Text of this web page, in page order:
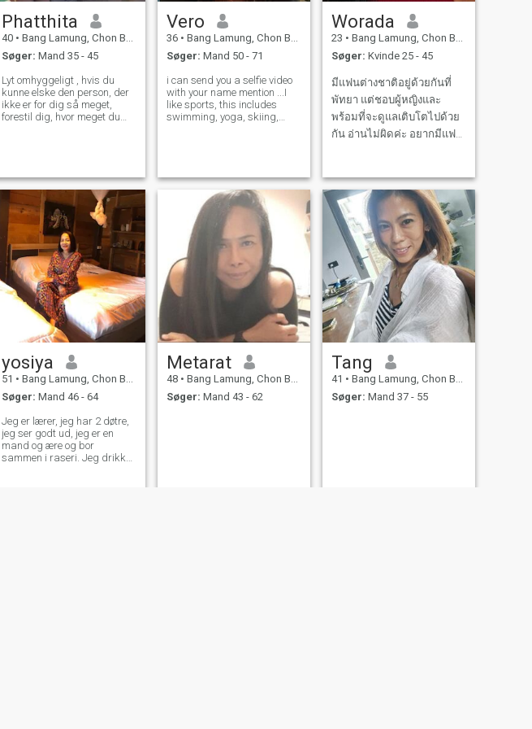
Phatthita
40 • Bang Lamung, Chon Buri, Thailand
Søger: Mand 35 - 45
Lyt omhyggeligt , hvis du
kunne elske den person, der
ikke er for dig så meget,
forestil dig, hvor meget du
dyrebare hjerte låst inde,
bare fordi du blev såret af en
person, der ikke forstod dit
værd og dine værdier. Der er
så mange mennesker
derude, der er klar til at elske
og forstå dig, du har bare
ikke mødt dem endnu. Hav
en god dag ^^
Vero
36 • Bang Lamung, Chon Buri, Thailand
Søger: Mand 50 - 71
i can send you a selfie video
with your name mention ...I
like sports, this includes
swimming, yoga, skiing,
Worada
23 • Bang Lamung, Chon Buri, Thailand
Søger: Kvinde 25 - 45
มีแฟนต่างชาติอยู่ด้วยกันที่
พัทยา แต่ชอบผู้หญิงและ
พร้อมที่จะดูแลเติบโตไปด้วย
กัน อ่านไม่ผิดค่ะ อยากมีแฟน
yosiya
51 • Bang Lamung, Chon Buri, Thailand
Søger: Mand 46 - 64
Jeg er lærer, jeg har 2 døtre,
jeg ser godt ud, jeg er en
mand og ære og bor
sammen i raseri. Jeg drikker
Metarat
48 • Bang Lamung, Chon Buri, Thailand
Søger: Mand 43 - 62
Tang
41 • Bang Lamung, Chon Buri, Thailand
Søger: Mand 37 - 55